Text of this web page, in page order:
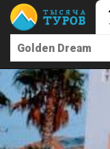
Главная
Туры в Турцию
Туры в Египет
Туры в ОАЭ